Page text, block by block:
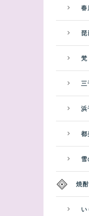
春
琵
梵
三
浜
都
雪
焼酎